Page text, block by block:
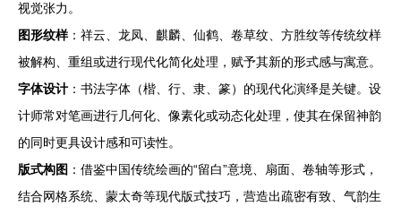
视觉张力。
图形纹样：祥云、龙凤、麒麟、仙鹤、卷草纹、方胜纹等传统纹样
被解构、重组或进行现代化简化处理，赋予其新的形式感与寓意。
字体设计 ：书法字体（楷、行、隶、篆）的现代化演绎是关键。设
计师常对笔画进行几何化、像素化或动态化处理，使其在保留神韵
的同时更具设计感和可读性。
版式构图 ：借鉴中国传统绘画的“留白”意境、扇面、卷轴等形式，
结合网格系统、蒙太奇等现代版式技巧，营造出疏密有致、气韵生